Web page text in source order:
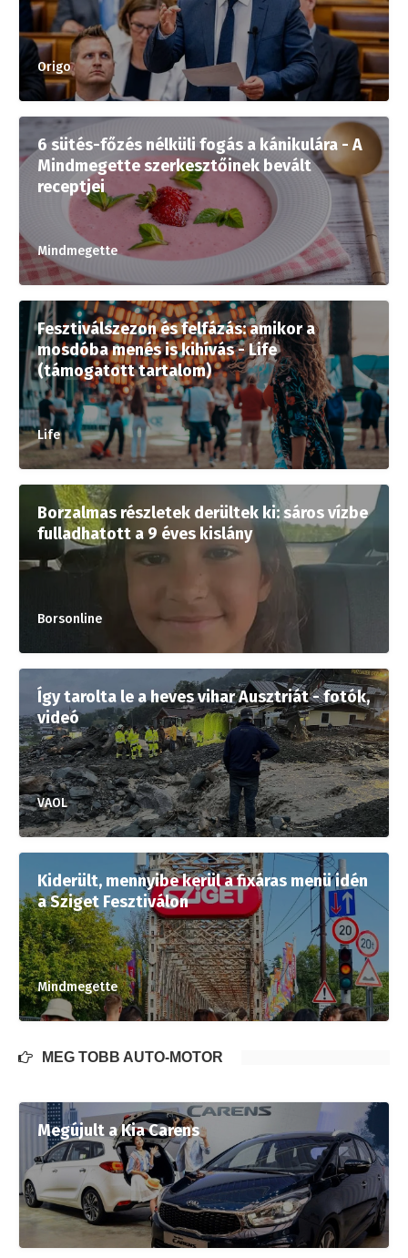
Origo
6 sütés-főzés nélküli fogás a kánikulára - A
Mindmegette szerkesztőinek bevált
receptjei
Mindmegette
Fesztiválszezon és felfázás: amikor a
mosdóba menés is kihívás - Life
(támogatott tartalom)
Life
Borzalmas részletek derültek ki: sáros vízbe
fulladhatott a 9 éves kislány
Borsonline
Így tarolta le a heves vihar Ausztriát - fotók,
videó
VAOL
Kiderült, mennyibe kerül a fixáras menü idén
a Sziget Fesztiválon
Mindmegette
MÉG TÖBB AUTÓ-MOTOR
Megújult a Kia Carens